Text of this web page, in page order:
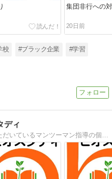
集団非行への
20日前
校 #ブラック企業 #学習
ディ